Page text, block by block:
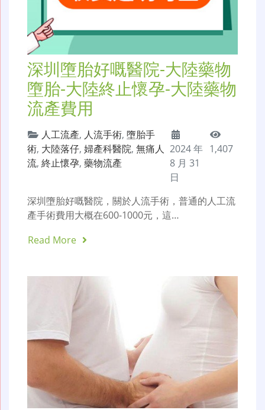
深圳墮胎好嘅醫院-大陸藥物
墮胎-大陸終止懷孕-大陸藥物
流產費用
人工流產, 人流手術, 墮胎手
術, 大陸落仔, 婦產科醫院, 無痛人
流, 終止懷孕, 藥物流產
2024 年
8 月 31
日
1,407
深圳墮胎好嘅醫院，關於人流手術，普通的人工流
產手術費用大概在600-1000元，這…
Read More